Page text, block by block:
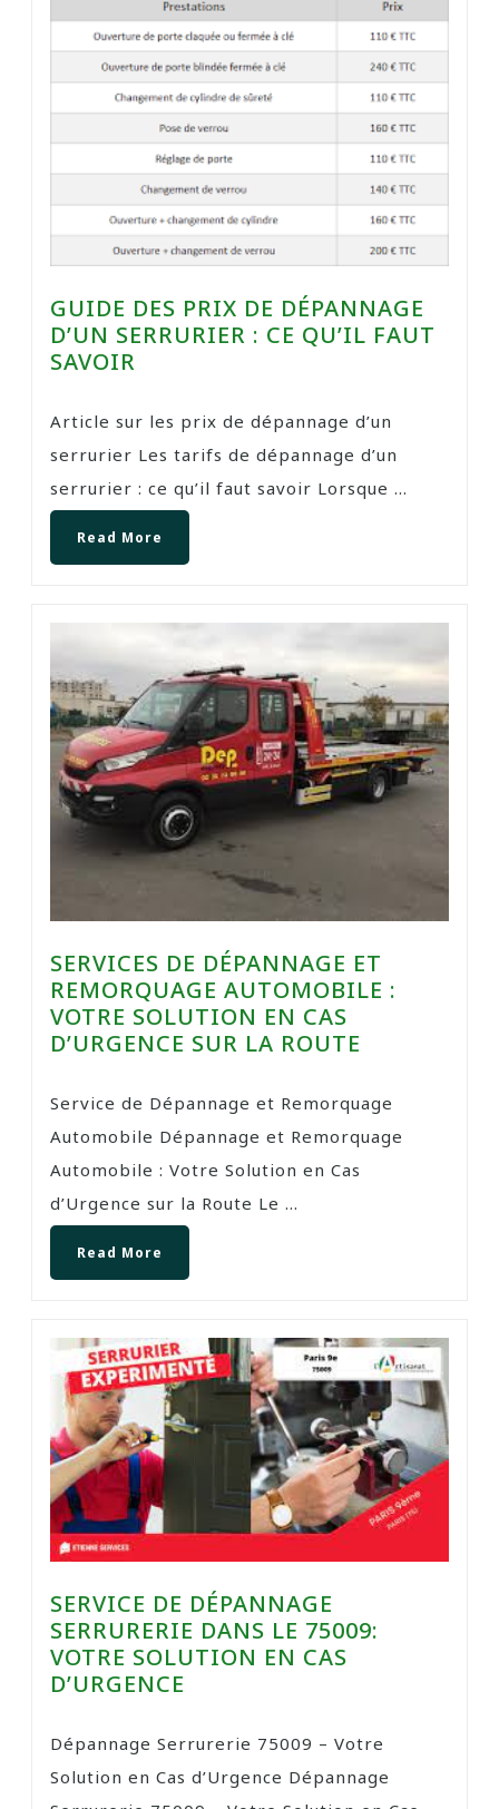
GUIDE DES PRIX DE DÉPANNAGE
D’UN SERRURIER : CE QU’IL FAUT
SAVOIR
Article sur les prix de dépannage d’un
serrurier Les tarifs de dépannage d’un
serrurier : ce qu’il faut savoir Lorsque ...
Read More
SERVICES DE DÉPANNAGE ET
REMORQUAGE AUTOMOBILE :
VOTRE SOLUTION EN CAS
D’URGENCE SUR LA ROUTE
Service de Dépannage et Remorquage
Automobile Dépannage et Remorquage
Automobile : Votre Solution en Cas
d’Urgence sur la Route Le ...
Read More
SERVICE DE DÉPANNAGE
SERRURERIE DANS LE 75009:
VOTRE SOLUTION EN CAS
D’URGENCE
Dépannage Serrurerie 75009 – Votre
Solution en Cas d’Urgence Dépannage